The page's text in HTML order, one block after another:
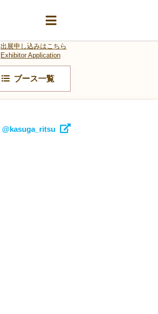
ブース一覧
出展申し込みはこちら
Exhibitor Application
@kasuga_ritsu